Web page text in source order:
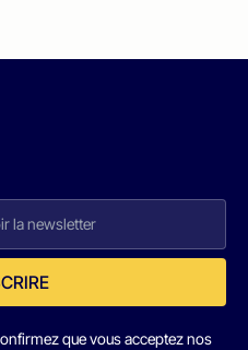
que vous acceptez nos